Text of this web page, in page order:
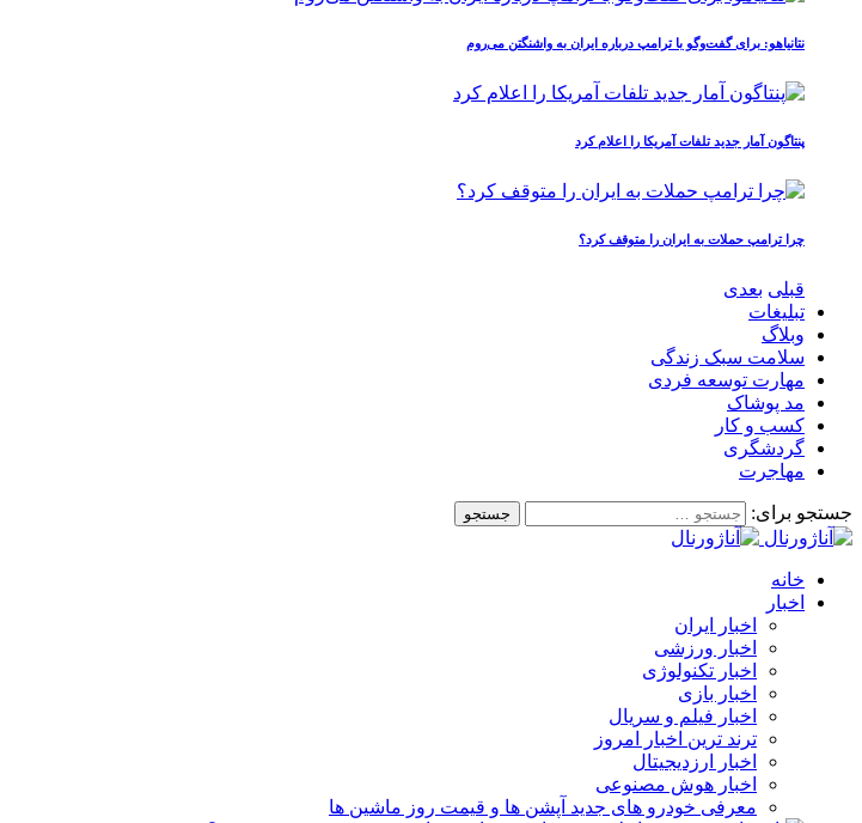
نتانیاهو: برای گفت‌وگو با ترامپ درباره ایران به واشنگتن می‌روم
پنتاگون آمار جدید تلفات آمریکا را اعلام کرد
چرا ترامپ حملات به ایران را متوقف کرد؟
قبلی بعدی
تبلیغات
وبلاگ
سلامت سبک زندگی
مهارت توسعه فردی
مد پوشاک
کسب و کار
گردشگری
مهاجرت
جستجو برای:
خانه
اخبار
اخبار ایران
اخبار ورزشی
اخبار تکنولوژی
اخبار بازی
اخبار فیلم و سریال
ترند ترین اخبار امروز
اخبار ارزدیجیتال
اخبار هوش مصنوعی
معرفی خودرو های جدید آپشن‌ ها و قیمت روز ماشین‌ ها